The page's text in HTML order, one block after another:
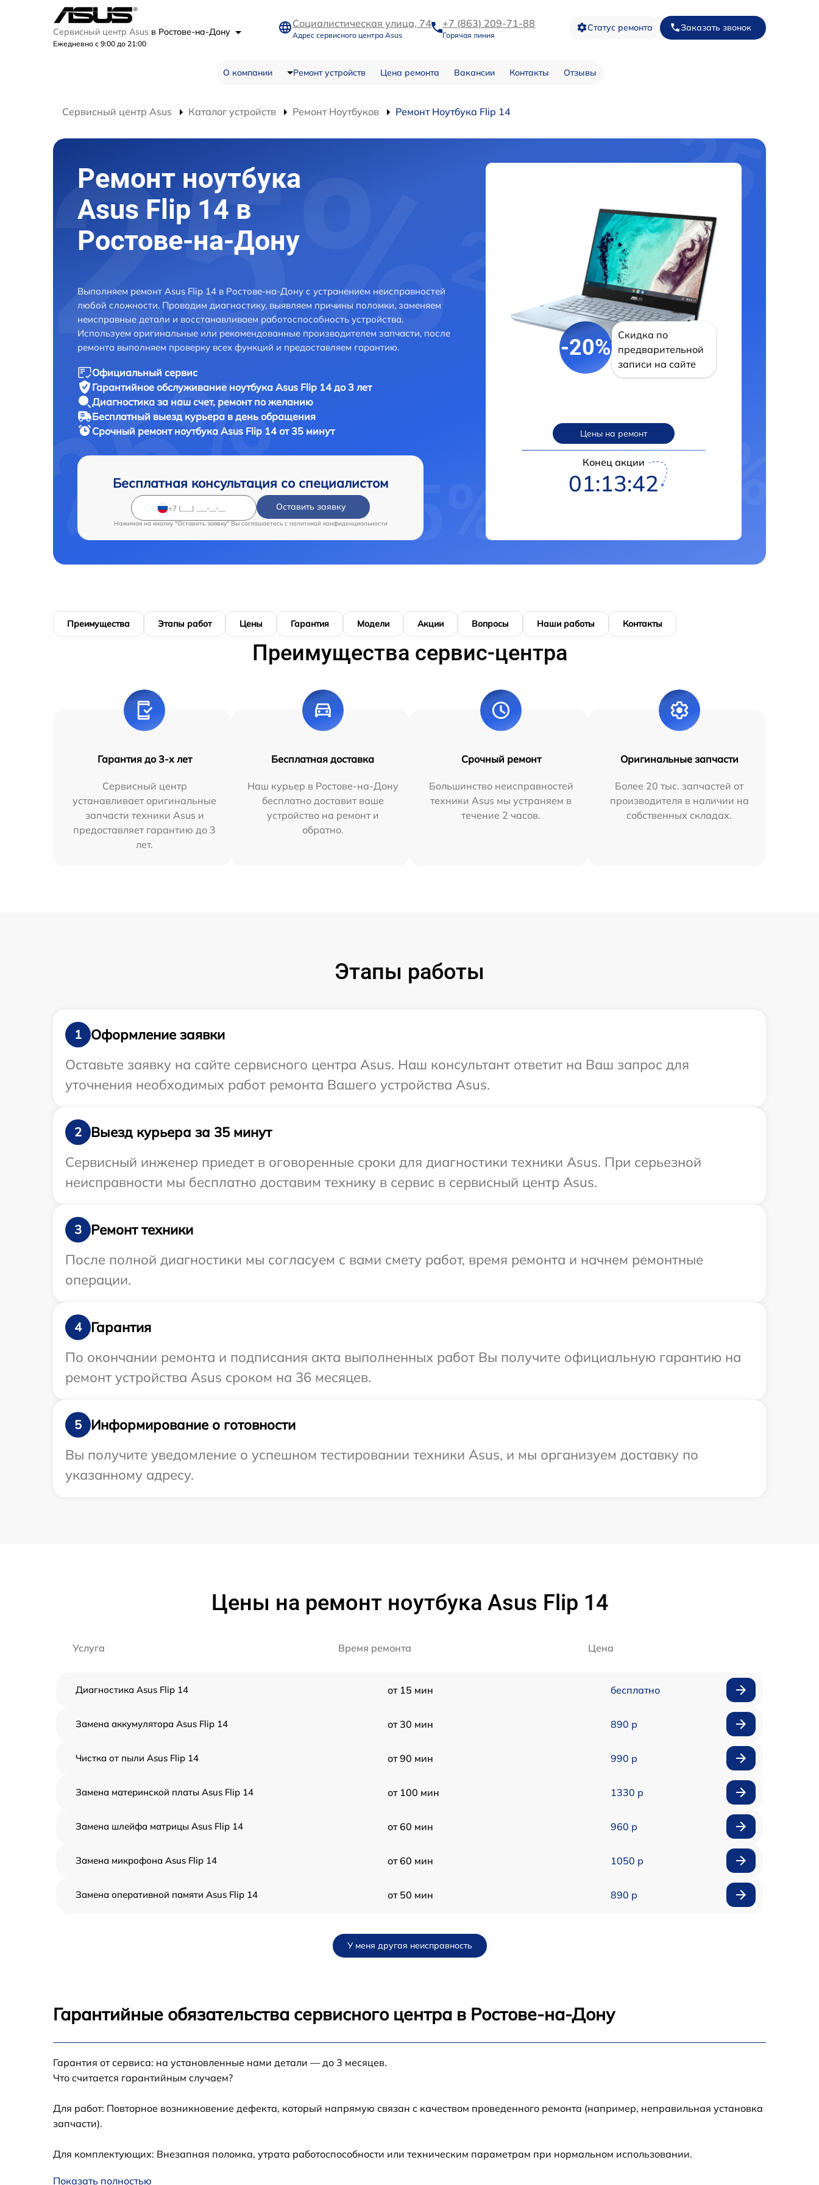
Сервисный центр Asus в Ростове-на-Дону
Ежедневно с 9:00 до 21:00
Социалистическая улица, 74
Адрес сервисного центра Asus
+7 (863) 209-71-88
Горячая линия
Статус ремонта Заказать звонок
О компании Ремонт устройств Цена ремонта Вакансии Контакты Отзывы
Сервисный центр Asus Каталог устройств Ремонт Ноутбуков Ремонт Ноутбука Flip 14
Ремонт ноутбука
Asus Flip 14 в
Ростове-на-Дону
Выполняем ремонт Asus Flip 14 в Ростове-на-Дону с устранением неисправностей
любой сложности. Проводим диагностику, выявляем причины поломки, заменяем
неисправные детали и восстанавливаем работоспособность устройства.
Используем оригинальные или рекомендованные производителем запчасти, после
ремонта выполняем проверку всех функций и предоставляем гарантию.
Официальный сервис
Гарантийное обслуживание ноутбука Asus Flip 14 до 3 лет
Диагностика за наш счет, ремонт по желанию
Бесплатный выезд курьера в день обращения
Срочный ремонт ноутбука Asus Flip 14 от 35 минут
Бесплатная консультация со специалистом
Оставить заявку
Нажимая на кнопку "Оставить заявку" Вы соглашаетесь c политикой конфиденциальности
-20%
Скидка по
предварительной
записи на сайте
Цены на ремонт
Конец акции
01:13:42
Преимущества Этапы работ Цены Гарантия Модели Акции Вопросы Наши работы Контакты
Преимущества сервис-центра
Гарантия до 3-х лет
Сервисный центр
устанавливает оригинальные
запчасти техники Asus и
предоставляет гарантию до 3
лет.
Бесплатная доставка
Наш курьер в Ростове-на-Дону
бесплатно доставит ваше
устройство на ремонт и
обратно.
Срочный ремонт
Большинство неисправностей
техники Asus мы устраняем в
течение 2 часов.
Оригинальные запчасти
Более 20 тыс. запчастей от
производителя в наличии на
собственных складах.
Этапы работы
1
Оформление заявки
Оставьте заявку на сайте сервисного центра Asus. Наш консультант ответит на Ваш запрос для
уточнения необходимых работ ремонта Вашего устройства Asus.
2
Выезд курьера за 35 минут
Сервисный инженер приедет в оговоренные сроки для диагностики техники Asus. При серьезной
неисправности мы бесплатно доставим технику в сервис в сервисный центр Asus.
3
Ремонт техники
После полной диагностики мы согласуем с вами смету работ, время ремонта и начнем ремонтные
операции.
4
Гарантия
По окончании ремонта и подписания акта выполненных работ Вы получите официальную гарантию на
ремонт устройства Asus сроком на 36 месяцев.
5
Информирование о готовности
Вы получите уведомление о успешном тестировании техники Asus, и мы организуем доставку по
указанному адресу.
Цены на ремонт ноутбука Asus Flip 14
Услуга Время ремонта Цена
Диагностика Asus Flip 14 от 15 мин бесплатно
Замена аккумулятора Asus Flip 14 от 30 мин 890 р
Чистка от пыли Asus Flip 14 от 90 мин 990 р
Замена материнской платы Asus Flip 14 от 100 мин 1330 р
Замена шлейфа матрицы Asus Flip 14 от 60 мин 960 р
Замена микрофона Asus Flip 14 от 60 мин 1050 р
Замена оперативной памяти Asus Flip 14 от 50 мин 890 р
Замена экрана Asus Flip 14
У меня другая неисправность
Гарантийные обязательства сервисного центра в Ростове-на-Дону
Гарантия от сервиса: на установленные нами детали — до 3 месяцев.
Что считается гарантийным случаем?
Для работ: Повторное возникновение дефекта, который напрямую связан с качеством проведенного ремонта (например, неправильная установка
запчасти).
Для комплектующих: Внезапная поломка, утрата работоспособности или техническим параметрам при нормальном использовании.
Показать полностью